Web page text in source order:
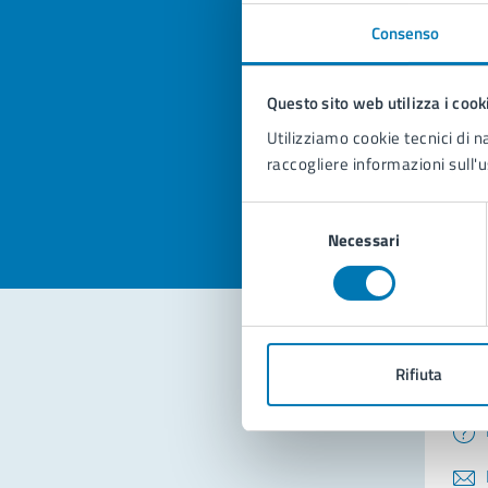
Consenso
Questo sito web utilizza i
Utilizziamo cookie tecnici di
raccogliere informazioni
Necessari
Rifiuta
Valuta